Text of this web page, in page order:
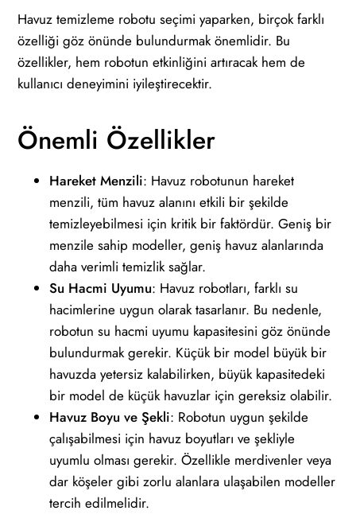
Havuz temizleme robotu seçimi yaparken, birçok farklı
özelliği göz önünde bulundurmak önemlidir. Bu
özellikler, hem robotun etkinliğini artıracak hem de
kullanıcı deneyimini iyileştirecektir.
Önemli Özellikler
Hareket Menzili: Havuz robotunun hareket
menzili, tüm havuz alanını etkili bir şekilde
temizleyebilmesi için kritik bir faktördür. Geniş bir
menzile sahip modeller, geniş havuz alanlarında
daha verimli temizlik sağlar.
Su Hacmi Uyumu: Havuz robotları, farklı su
hacimlerine uygun olarak tasarlanır. Bu nedenle,
robotun su hacmi uyumu kapasitesini göz önünde
bulundurmak gerekir. Küçük bir model büyük bir
havuzda yetersiz kalabilirken, büyük kapasitedeki
bir model de küçük havuzlar için gereksiz olabilir.
Havuz Boyu ve Şekli: Robotun uygun şekilde
çalışabilmesi için havuz boyutları ve şekliyle
uyumlu olması gerekir. Özellikle merdivenler veya
dar köşeler gibi zorlu alanlara ulaşabilen modeller
tercih edilmelidir.